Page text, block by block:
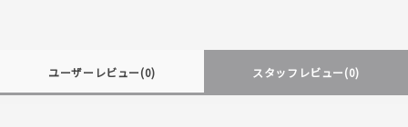
ユーザーレビュー(0) スタッフレビュー(0)